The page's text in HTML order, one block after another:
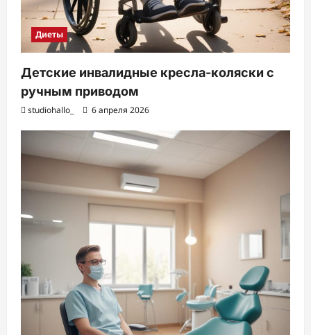
Диеты
Детские инвалидные кресла-коляски с
ручным приводом
studiohallo_ 6 апреля 2026